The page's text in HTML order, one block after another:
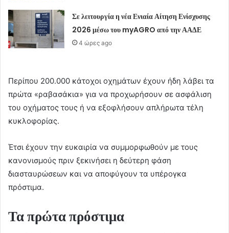
Σε λειτουργία η νέα Ενιαία Αίτηση Ενίσχυσης
2026 μέσω του myAGRO από την ΑΑΔΕ
4 ώρες ago
Περίπου 200.000 κάτοχοι οχημάτων έχουν ήδη λάβει τα
πρώτα «ραβασάκια» για να προχωρήσουν σε ασφάλιση
του οχήματος τους ή να εξοφλήσουν απλήρωτα τέλη
κυκλοφορίας.
Έτσι έχουν την ευκαιρία να συμμορφωθούν με τους
κανονισμούς πριν ξεκινήσει η δεύτερη φάση
διασταυρώσεων και να αποφύγουν τα υπέρογκα
πρόστιμα.
Τα πρώτα πρόστιμα